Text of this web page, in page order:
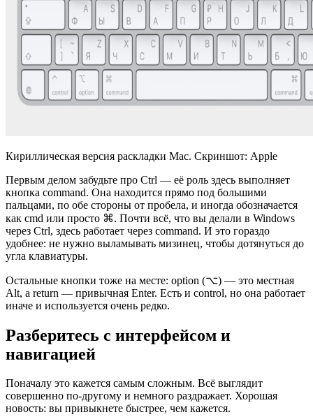
Кириллическая версия раскладки Mac. Скриншот: Apple
Первым делом забудьте про Ctrl — её роль здесь выполняет
кнопка сommand. Она находится прямо под большими
пальцами, по обе стороны от пробела, и иногда обозначается
как сmd или просто ⌘. Почти всё, что вы делали в Windows
через Ctrl, здесь работает через сommand. И это гораздо
удобнее: не нужно выламывать мизинец, чтобы дотянуться до
угла клавиатуры.
Остальные кнопки тоже на месте: оption (⌥) — это местная
Alt, а return — привычная Enter. Есть и сontrol, но она работает
иначе и используется очень редко.
Разберитесь с интерфейсом и
навигацией
Поначалу это кажется самым сложным. Всё выглядит
совершенно по-другому и немного раздражает. Хорошая
новость: вы привыкнете быстрее, чем кажется.